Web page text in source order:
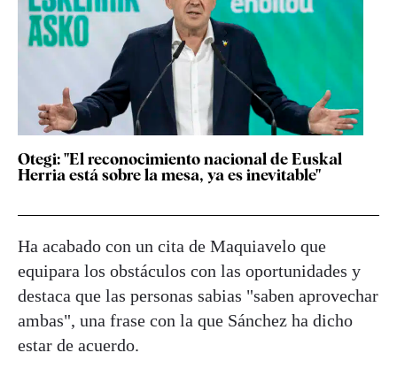
Otegi: "El reconocimiento nacional de Euskal
Herria está sobre la mesa, ya es inevitable"
Ha acabado con un cita de Maquiavelo que
equipara los obstáculos con las oportunidades y
destaca que las personas sabias "saben aprovechar
ambas", una frase con la que Sánchez ha dicho
estar de acuerdo.